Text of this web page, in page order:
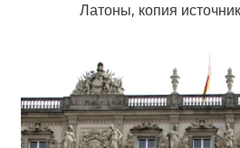
Латоны, копия